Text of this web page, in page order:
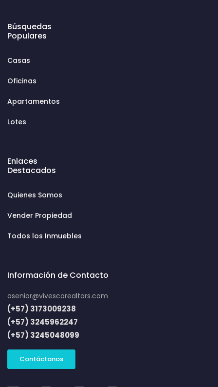
Búsquedas
Populares
Casas
Oficinas
Apartamentos
Lotes
Enlaces
Destacados
Quienes Somos
Vender Propiedad
Todos los Inmuebles
Información de Contacto
asenior@vivescorealtors.com
(+57) 3173009238
(+57) 3245962247
(+57) 3245048099
Contáctanos